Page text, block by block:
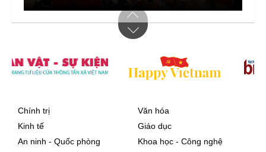
Chính trị
Kinh tế
An ninh - Quốc phòng
Văn hóa
Giáo dục
Khoa học - Công nghệ